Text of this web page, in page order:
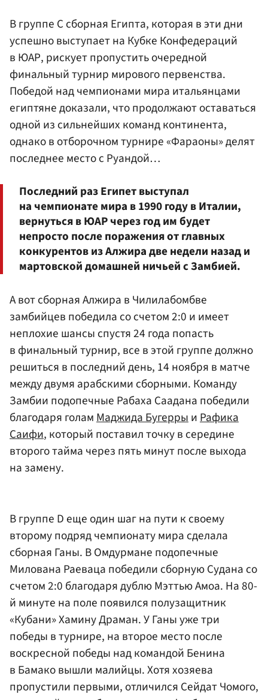
В группе С сборная Египта, которая в эти дни
успешно выступает на Кубке Конфедераций
в ЮАР, рискует пропустить очередной
финальный турнир мирового первенства.
Победой над чемпионами мира итальянцами
египтяне доказали, что продолжают оставаться
одной из сильнейших команд континента,
однако в отборочном турнире «Фараоны» делят
последнее место с Руандой…
Последний раз Египет выступал
на чемпионате мира в 1990 году в Италии,
вернуться в ЮАР через год им будет
непросто после поражения от главных
конкурентов из Алжира две недели назад и
мартовской домашней ничьей с Замбией.
А вот сборная Алжира в Чилилабомбве
замбийцев победила со счетом 2:0 и имеет
неплохие шансы спустя 24 года попасть
в финальный турнир, все в этой группе должно
решиться в последний день, 14 ноября в матче
между двумя арабскими сборными. Команду
Замбии подопечные Рабаха Саадана победили
благодаря голамМаджида БугеррыиРафика
Саифи, который поставил точку в середине
второго тайма через пять минут после выхода
на замену.
В группе D еще один шаг на пути к своему
второму подряд чемпионату мира сделала
сборная Ганы. В Омдурмане подопечные
Милована Раеваца победили сборную Судана со
счетом 2:0 благодаря дублю Мэттью Амоа. На 80-
й минуте на поле появился полузащитник
«Кубани» Хамину Драман. У Ганы уже три
победы в турнире, на второе место после
воскресной победы над командой Бенина
в Бамако вышли малийцы. Хотя хозяева
пропустили первыми, отличился Сейдат Чомого,